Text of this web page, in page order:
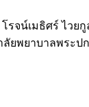
รจน์เมธิศร์
ยาบาลพระปกเ